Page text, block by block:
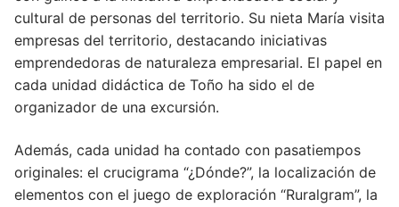
cultural de personas del territorio. Su nieta María visita
empresas del territorio, destacando iniciativas
emprendedoras de naturaleza empresarial. El papel en
cada unidad didáctica de Toño ha sido el de
organizador de una excursión.
Además, cada unidad ha contado con pasatiempos
originales: el crucigrama “¿Dónde?”, la localización de
elementos con el juego de exploración “Ruralgram”, la